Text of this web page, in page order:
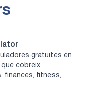
gratuïtes en
que cobreix
finances, fitness,